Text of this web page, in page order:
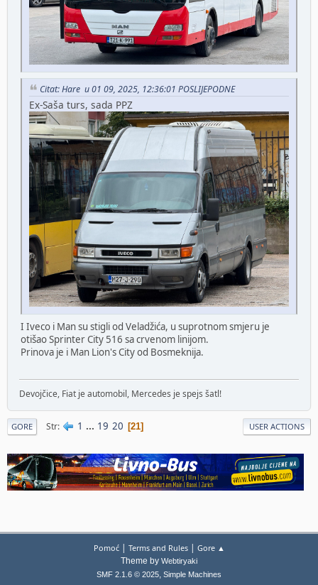
Citat: Hare u 01 09, 2025, 12:36:01 POSLIJEPODNE
Ex-Saša turs, sada PPZ
I Iveco i Man su stigli od Veladžića, u suprotnom smjeru je
otišao Sprinter City 516 sa crvenom linijom.
Prinova je i Man Lion's City od Bosmeknija.
Devojčice, Fiat je automobil, Mercedes je spejs šatl!
GORE Str 1 ... 19 20 21 USER ACTIONS
Pomoć| Terms and Rules| Gore ▲
Theme by Webtiryaki
SMF 2.1.6 © 2025, Simple Machines